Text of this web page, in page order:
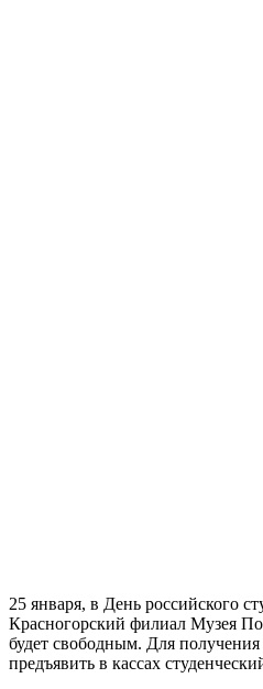
25 января, в День российского
Красногорский филиал Музея
будет свободным. Для
предъявить в кассах